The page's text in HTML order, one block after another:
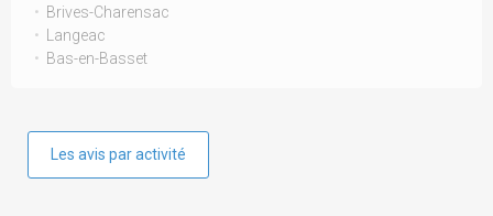
Brives-Charensac
Langeac
Bas-en-Basset
Les avis par activité